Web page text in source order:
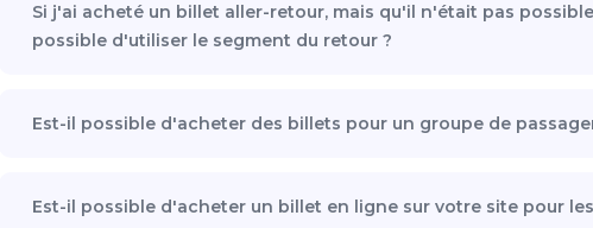
Si j'ai acheté un billet aller-retour, mais qu'il n'était pas
possible d'utiliser le segment du retour ?
Est-il possible d'acheter des billets pour un groupe de
Est-il possible d'acheter un billet en ligne sur votre site pour